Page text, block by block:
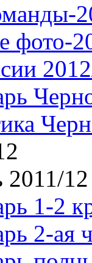
фото-
2011/12
1-2
2-ая